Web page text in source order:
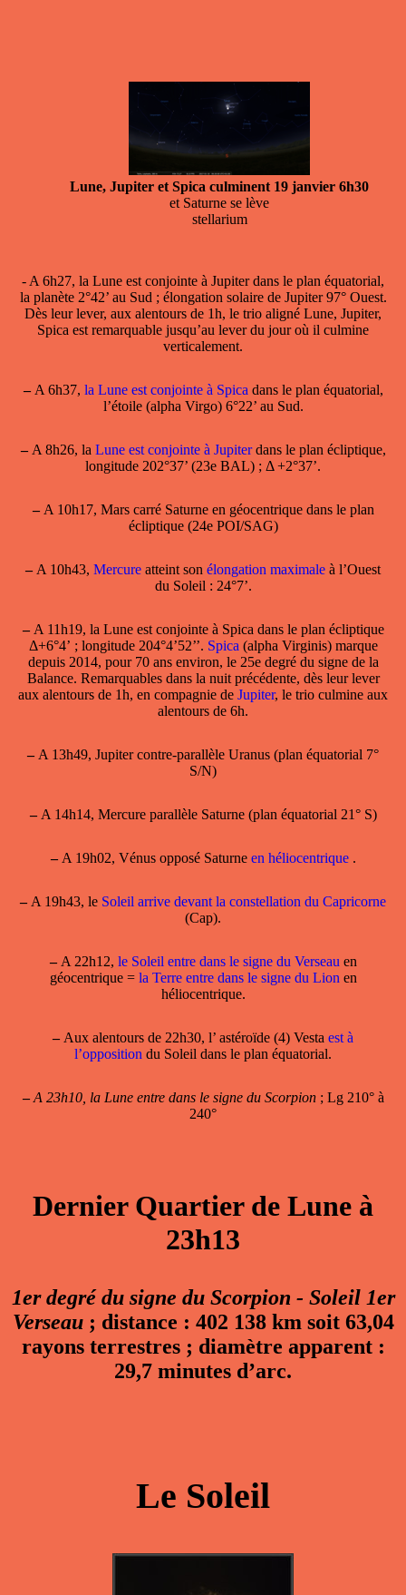
Lune, Jupiter et Spica culminent 19 janvier 6h30
et Saturne se lève
stellarium
- A 6h27, la Lune est conjointe à Jupiterdans le plan équatorial,
la planète 2°42’ au Sud ; élongation solaire de Jupiter 97° Ouest.
Dès leur lever, aux alentours de 1h, le trio aligné Lune, Jupiter,
Spica est remarquable jusqu’au lever du jour où il culmine
verticalement.
–A 6h37, la Lune est conjointe à Spica dans le plan équatorial,
l’étoile (alpha Virgo) 6°22’ au Sud.
–A 8h26, la Lune est conjointe à Jupiterdans le plan écliptique,
longitude 202°37’ (23e BAL) ; Δ +2°37’.
–A 10h17, Mars carré Saturne en géocentrique dans le plan
écliptique (24e POI/SAG)
–A 10h43, Mercure atteint son élongation maximale à l’Ouest
du Soleil : 24°7’.
–A 11h19, la Lune est conjointe à Spica dans le plan écliptique
Δ+6°4’ ; longitude 204°4’52’’. Spica (alpha Virginis) marque
depuis 2014, pour 70 ans environ, le 25e degré du signe de la
Balance. Remarquables dans la nuit précédente, dès leur lever
aux alentours de 1h, en compagnie de Jupiter, le trio culmine aux
alentours de 6h.
–A 13h49, Jupiter contre-parallèle Uranus (plan équatorial 7°
S/N)
–A 14h14, Mercure parallèle Saturne (plan équatorial 21° S)
–A 19h02, Vénus opposé Saturne en héliocentrique .
–A 19h43, le Soleil arrive devant la constellation du Capricorne
(Cap).
–A 22h12, le Soleil entre dans le signe du Verseau en
géocentrique = la Terre entre dans le signe du Lion en
héliocentrique.
–Aux alentours de 22h30, l’ astéroïde (4) Vesta est à
l’opposition du Soleil dans le plan équatorial.
– A 23h10, la Lune entre dans le signe du Scorpion; Lg 210° à
240°
Dernier Quartier de Lune à
23h13
1er degré du signe du Scorpion - Soleil 1er
Verseau; distance : 402 138 km soit 63,04
rayons terrestres ; diamètre apparent :
29,7 minutes d’arc.
Le Soleil